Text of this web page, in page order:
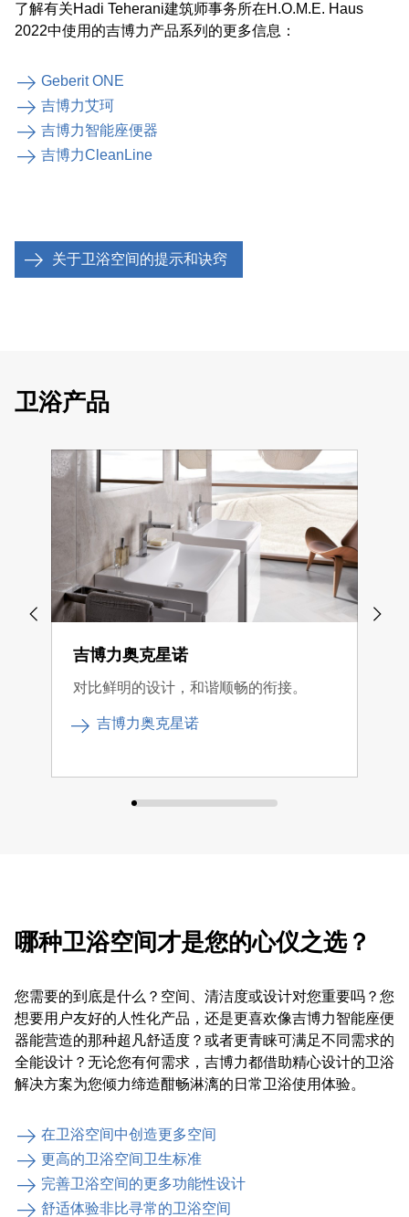
了解有关Hadi Teherani建筑师事务所在H.O.M.E. Haus
2022中使用的吉博力产品系列的更多信息：
Geberit ONE
吉博力艾珂
吉博力智能座便器
吉博力CleanLine
关于卫浴空间的提示和诀窍
卫浴产品
吉博力奥克星诺
对比鲜明的设计，和谐顺畅的衔接。
吉博力奥克星诺
哪种卫浴空间才是您的心仪之选？
您需要的到底是什么？空间、清洁度或设计对您重要吗？您
想要用户友好的人性化产品，还是更喜欢像吉博力智能座便
器能营造的那种超凡舒适度？或者更青睐可满足不同需求的
全能设计？无论您有何需求，吉博力都借助精心设计的卫浴
解决方案为您倾力缔造酣畅淋漓的日常卫浴使用体验。
在卫浴空间中创造更多空间
更高的卫浴空间卫生标准
完善卫浴空间的更多功能性设计
舒适体验非比寻常的卫浴空间